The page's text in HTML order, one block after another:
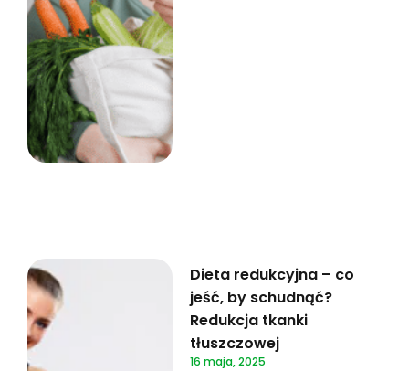
Dieta redukcyjna – co
jeść, by schudnąć?
Redukcja tkanki
tłuszczowej
16 maja, 2025